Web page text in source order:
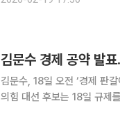
김문수 경제 공약 발
김문수, 18일 오전 ‘경제 판갈이’
의힘 대선 후보는 18일 규제